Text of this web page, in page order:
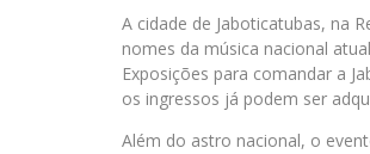
A cidade de Jaboticatubas, na
nomes da música nacional
Exposições para comandar a
os ingressos já podem ser
Além do astro nacional, o